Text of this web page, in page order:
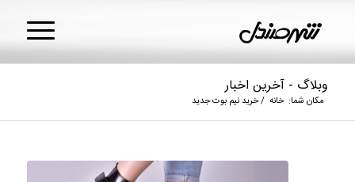
وبلاگ - آخرین اخبار
مکان شما: خانه /خرید نیم بوت جدید